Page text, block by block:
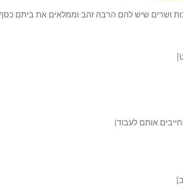
ושרים שיש להם הרבה זהב וממלאים את ביתם
אותם לעבוד)